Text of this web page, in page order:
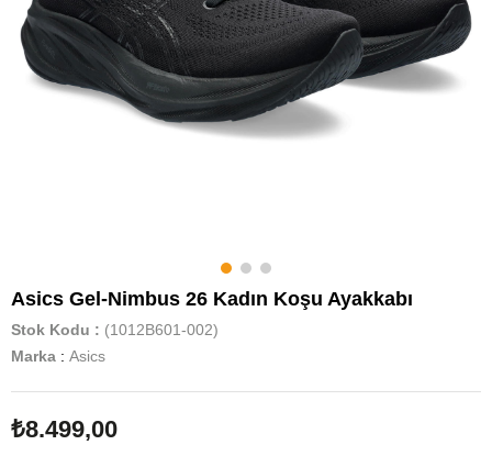
Asics Gel-Nimbus 26 Kadın Koşu Ayakkabı
Stok Kodu
(1012B601-002)
Marka : Asics
₺8.499,00